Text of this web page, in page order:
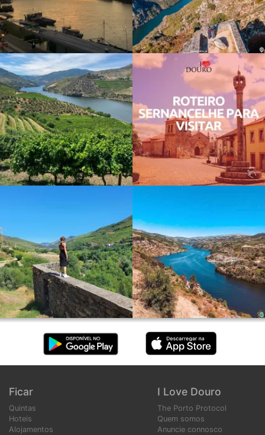
I Love Douro
The Porto Protocol
Quem somos
Anuncie connosco
Ficar
Quintas
Hoteis
Alojamentos